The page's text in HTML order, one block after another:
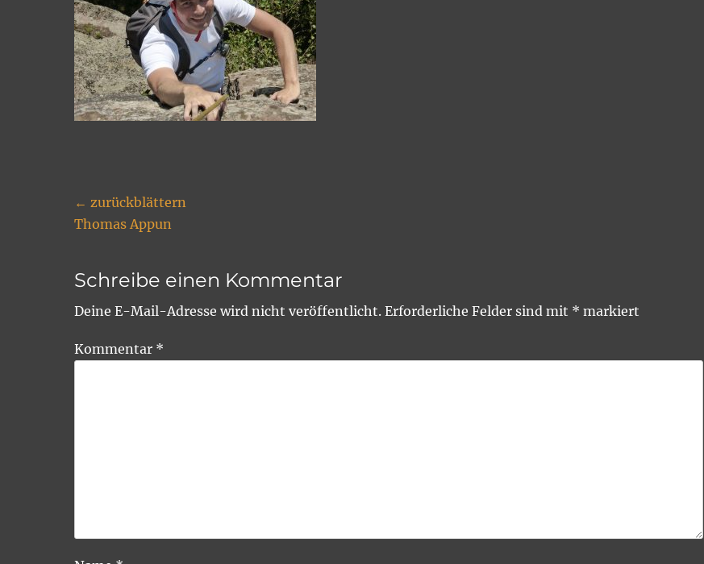
Beitragsnavigation
← zurückblättern
Vorheriger
Thomas Appun
Schreibe einen Kommentar
Deine E-Mail-Adresse wird nicht veröffentlicht. Erforderliche Felder sind mit * markiert
Kommentar *